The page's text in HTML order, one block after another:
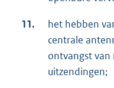
11.
het hebben
centrale
ontvangst
uitzendingen;